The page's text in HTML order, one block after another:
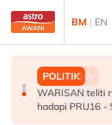
Skip to main content
BM | EN
MALAYSIA
Akar reput,
- MBPP
POLITIK
WARISAN teliti
hadapi PRU16 -
MALAYSIA
Jerebu: Lapan
Selangor catat